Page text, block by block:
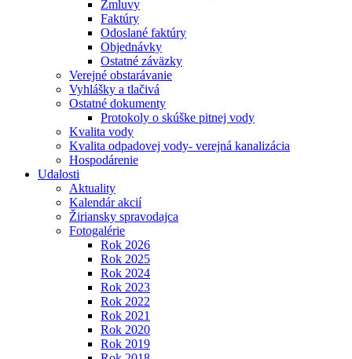
Zmluvy
Faktúry
Odoslané faktúry
Objednávky
Ostatné záväzky
Verejné obstarávanie
Vyhlášky a tlačivá
Ostatné dokumenty
Protokoly o skúške pitnej vody
Kvalita vody
Kvalita odpadovej vody- verejná kanalizácia
Hospodárenie
Udalosti
Aktuality
Kalendár akcií
Žiriansky spravodajca
Fotogalérie
Rok 2026
Rok 2025
Rok 2024
Rok 2023
Rok 2022
Rok 2021
Rok 2020
Rok 2019